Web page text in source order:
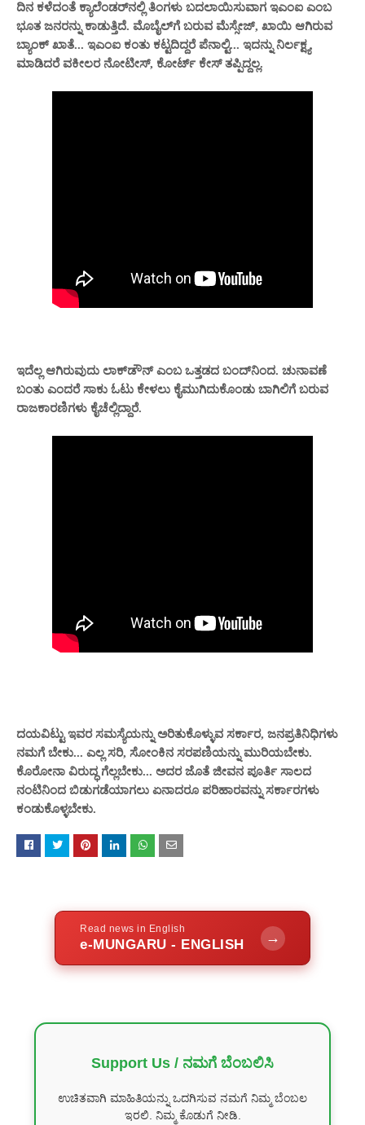
ದಿನ ಕಳೆದಂತೆ ಕ್ಯಾಲೆಂಡರ್‌ನಲ್ಲಿ ತಿಂಗಳು ಬದಲಾಯಿಸುವಾಗ ಇಎಂಐ ಎಂಬ
ಭೂತ ಜನರನ್ನು ಕಾಡುತ್ತಿದೆ. ಮೊಬೈಲ್‌ಗೆ ಬರುವ ಮೆಸ್ಸೇಜ್, ಖಾಯಿ ಆಗಿರುವ
ಬ್ಯಾಂಕ್ ಖಾತೆ... ಇಎಂಐ ಕಂತು ಕಟ್ಟದಿದ್ದರೆ ಪೆನಾಲ್ಟಿ... ಇದನ್ನು ನಿರ್ಲಕ್ಷ್ಯ
ಮಾಡಿದರೆ ವಕೀಲರ ನೋಟೀಸ್, ಕೋರ್ಟ್ ಕೇಸ್ ತಪ್ಪಿದ್ದಲ್ಲ.
ಇದೆಲ್ಲ ಆಗಿರುವುದು ಲಾಕ್‌ಡೌನ್ ಎಂಬ ಒತ್ತಡದ ಬಂದ್‌ನಿಂದ. ಚುನಾವಣೆ
ಬಂತು ಎಂದರೆ ಸಾಕು ಓಟು ಕೇಳಲು ಕೈಮುಗಿದುಕೊಂಡು ಬಾಗಿಲಿಗೆ ಬರುವ
ರಾಜಕಾರಣಿಗಳು ಕೈಚೆಲ್ಲಿದ್ದಾರೆ.
ದಯವಿಟ್ಟು ಇವರ ಸಮಸ್ಯೆಯನ್ನು ಅರಿತುಕೊಳ್ಳುವ ಸರ್ಕಾರ, ಜನಪ್ರತಿನಿಧಿಗಳು
ನಮಗೆ ಬೇಕು... ಎಲ್ಲ ಸರಿ, ಸೋಂಕಿನ ಸರಪಣಿಯನ್ನು ಮುರಿಯಬೇಕು.
ಕೊರೋನಾ ವಿರುದ್ಧ ಗೆಲ್ಲಬೇಕು... ಅದರ ಜೊತೆ ಜೀವನ ಪೂರ್ತಿ ಸಾಲದ
ನಂಟಿನಿಂದ ಬಿಡುಗಡೆಯಾಗಲು ಏನಾದರೂ ಪರಿಹಾರವನ್ನು ಸರ್ಕಾರಗಳು
ಕಂಡುಕೊಳ್ಳಬೇಕು.
Read news in English
e-MUNGARU - ENGLISH →
Support Us / ನಮಗೆ ಬೆಂಬಲಿಸಿ
ಉಚಿತವಾಗಿ ಮಾಹಿತಿಯನ್ನು ಒದಗಿಸುವ ನಮಗೆ ನಿಮ್ಮ ಬೆಂಬಲ
ಇರಲಿ. ನಿಮ್ಮ ಕೊಡುಗೆ ನೀಡಿ.